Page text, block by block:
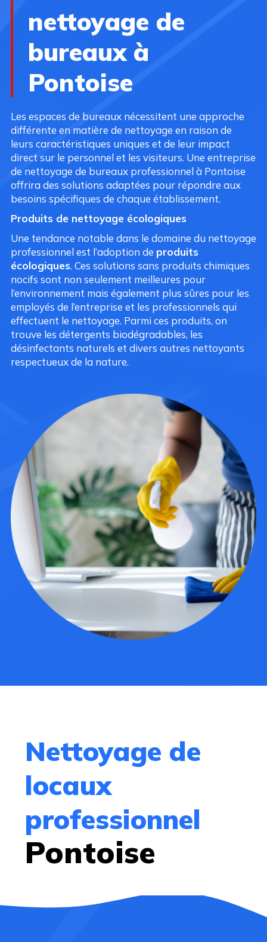
nettoyage de
bureaux à
Pontoise
Les espaces de bureaux nécessitent une approche
différente en matière de nettoyage en raison de
leurs caractéristiques uniques et de leur impact
direct sur le personnel et les visiteurs. Une entreprise
de nettoyage de bureaux professionnel à Pontoise
offrira des solutions adaptées pour répondre aux
besoins spécifiques de chaque établissement.
Produits de nettoyage écologiques
Une tendance notable dans le domaine du nettoyage
professionnel est l’adoption de produits
écologiques. Ces solutions sans produits chimiques
nocifs sont non seulement meilleures pour
l’environnement mais également plus sûres pour les
employés de l’entreprise et les professionnels qui
effectuent le nettoyage. Parmi ces produits, on
trouve les détergents biodégradables, les
désinfectants naturels et divers autres nettoyants
respectueux de la nature.
Nettoyage de
locaux
professionnel
Pontoise